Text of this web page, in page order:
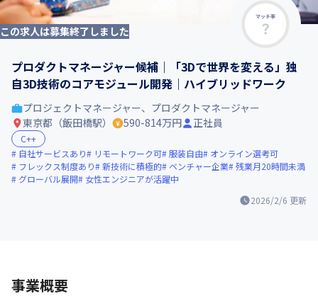
マッチ率
この求人は募集終了しました
プロダクトマネージャー候補｜「3Dで世界を変える」独
自3D技術のコアモジュール開発｜ハイブリッドワーク
2026/2/6 更新
プロジェクトマネージャー、プロダクトマネージャー
東京都（飯田橋駅）
590-814万円 正社員
C++
自社サービスあり
リモートワーク可 服装自由
オンライン選考可
フレックス制度あり
新技術に積極的 ベンチャー企業 残業月20時間未満
グローバル展開
女性エンジニアが活躍中
事業概要